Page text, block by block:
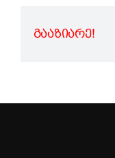
ᲒᲐᲐᲖᲘᲐᲠᲔ!